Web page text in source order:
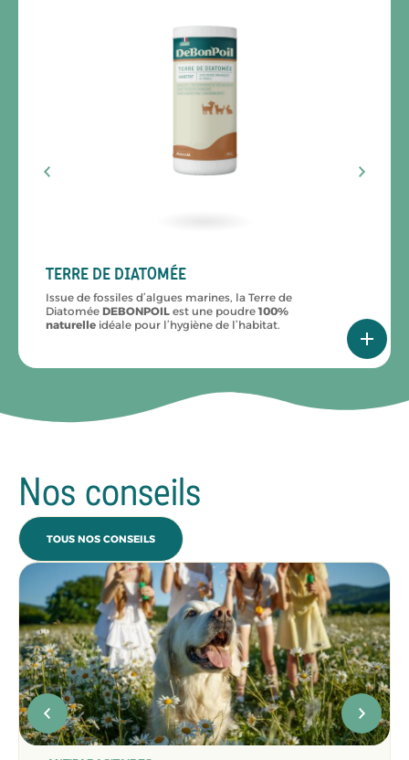
TERRE DE DIATOMÉE
Issue de fossiles d’algues marines, la Terre de
Diatomée DEBONPOIL est une poudre100%
naturelle idéale pour l’hygiène de l’habitat.
Nos conseils
TOUS NOS CONSEILS